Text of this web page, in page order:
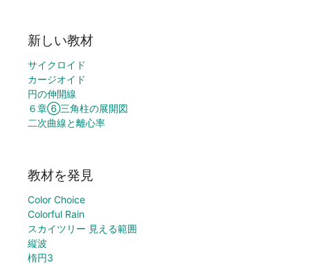
新しい教材
サイクロイド
カージオイド
円の伸開線
６章⑥三角柱の展開図
二次曲線と離心率
教材を発見
Color Choice
Colorful Rain
スカイツリー 見える範囲
縦波
楕円3